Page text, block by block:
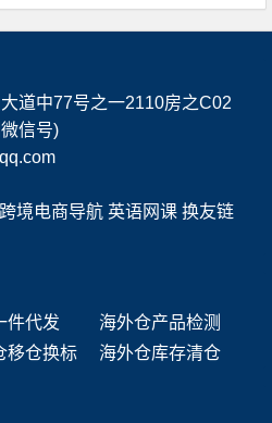
道中77号之一2110房之C02
信号)
跨境电商导航 英语网课 换友链
件代发
海外仓产品检测
移仓换标 海外仓库存清仓